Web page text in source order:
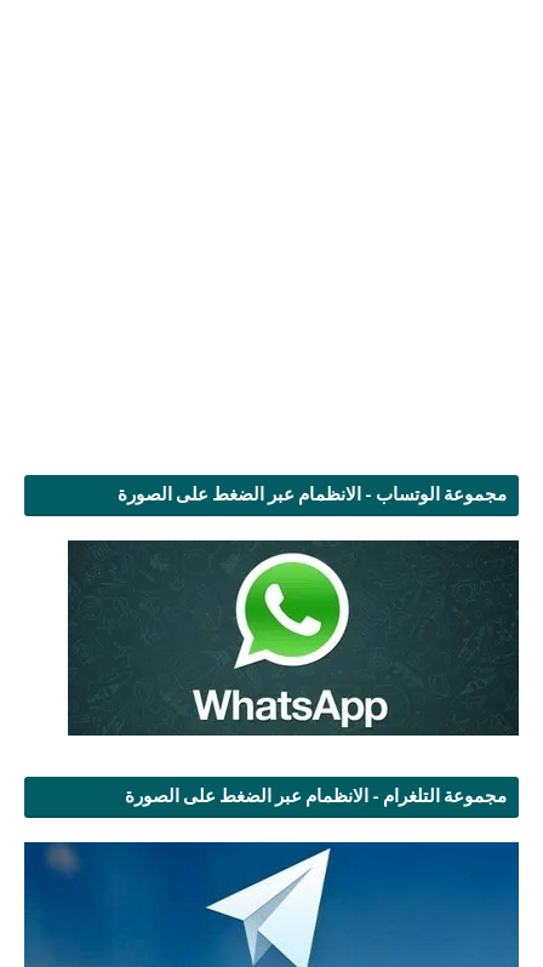
مجموعة الوتساب - الانظمام عبر الضغط على الصورة
مجموعة التلغرام - الانظمام عبر الضغط على الصورة